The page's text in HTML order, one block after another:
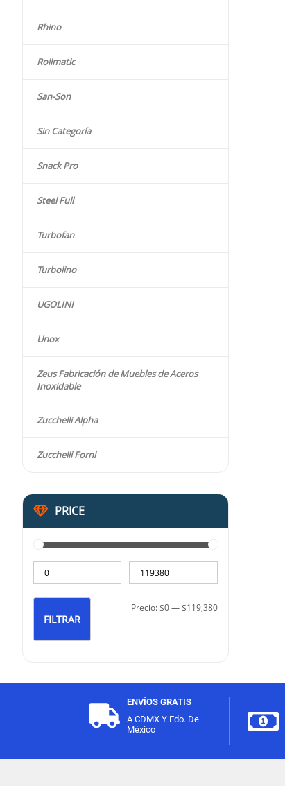
Rhino
Rollmatic
San-Son
Sin Categoría
Snack Pro
Steel Full
Turbofan
Turbolino
UGOLINI
Unox
Zeus Fabricación de Muebles de Aceros
Inoxidable
Zucchelli Alpha
Zucchelli Forni
PRICE
FILTRAR
Precio:$0—$119,380
ENVÍOS GRATIS
A CDMX Y Edo. De
México